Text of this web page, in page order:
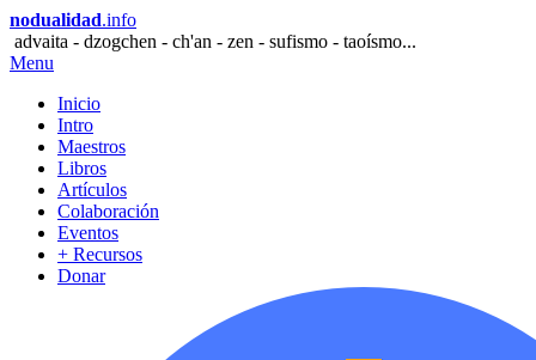
nodualidad.info
advaita - dzogchen - ch'an - zen - sufismo - taoísmo...
Menu
Inicio
Intro
Maestros
Libros
Artículos
Colaboración
Eventos
+ Recursos
Donar